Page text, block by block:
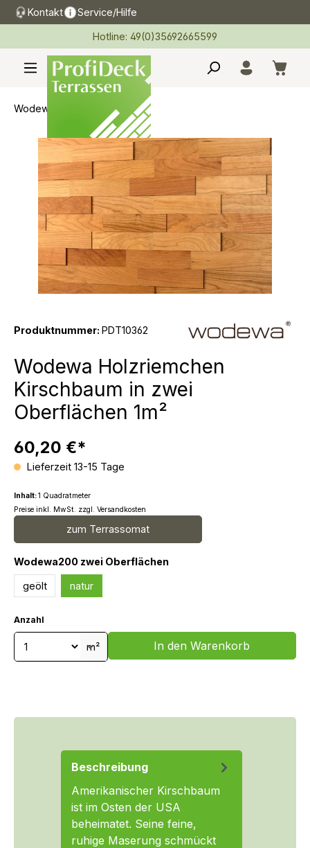
springen
Kontakt Service/Hilfe
Hotline: 49(0)35692665599
Wodewa 3D Holz
Produktnummer: PDT10362
Wodewa Holzriemchen
Kirschbaum in zwei
Oberflächen 1m²
60,20 €*
Lieferzeit 13-15 Tage
Inhalt:1 Quadratmeter
Preise inkl. MwSt. zzgl. Versandkosten
zum Terrassomat
Wodewa200 zwei Oberflächenauswählen
geölt natur
Anzahl
Produkt Anzahl: Gib den
m² In den Warenkorb
Beschreibung
Amerikanischer Kirschbaum
ist im Osten der USA
beheimatet. Seine feine,
ruhige Maserung schmückt